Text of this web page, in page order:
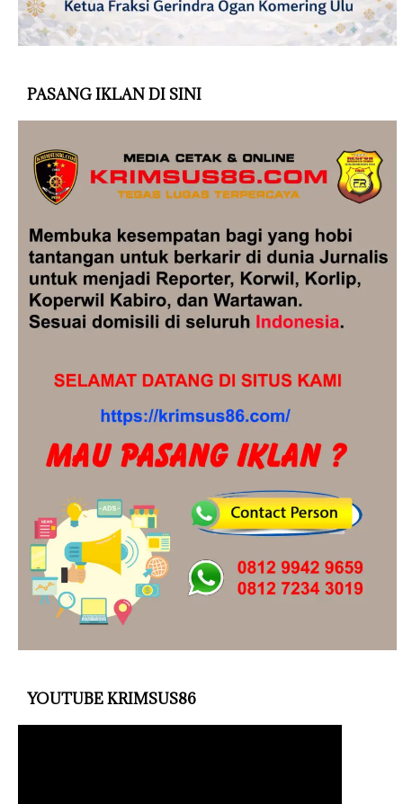
PASANG IKLAN DI SINI
YOUTUBE KRIMSUS86